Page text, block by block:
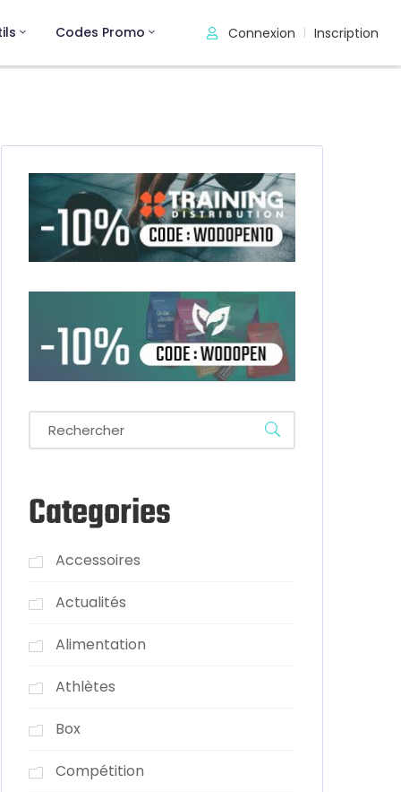
Codes Promo Connexion Inscription
Categories
Accessoires
Actualités
Alimentation
Athlètes
Box
Compétition